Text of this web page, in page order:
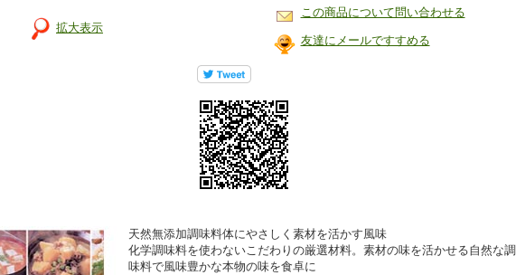
拡大表示
この商品について問い合わせる
友達にメールですすめる
天然無添加調味料体にやさしく素材を活かす風味
化学調味料を使わないこだわりの厳選材料。素材の味を活かせる自然な調
味料で風味豊かな本物の味を食卓に